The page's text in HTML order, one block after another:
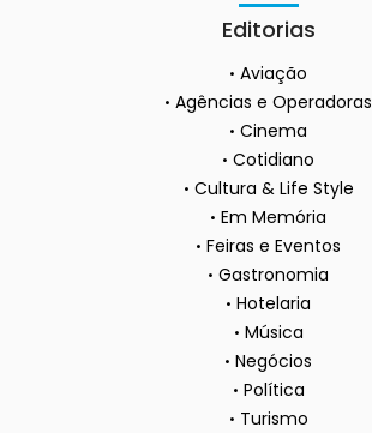
Editorias
Aviação
Agências e Operadoras
Cinema
Cotidiano
Cultura & Life Style
Em Memória
Feiras e Eventos
Gastronomia
Hotelaria
Música
Negócios
Política
Turismo